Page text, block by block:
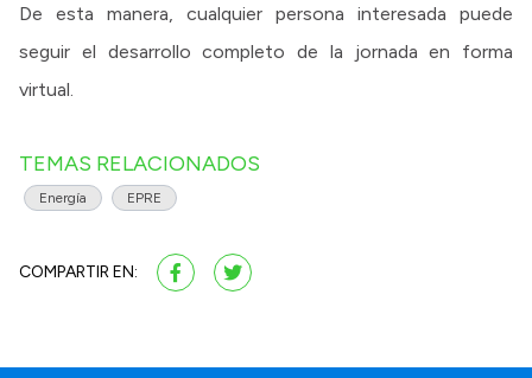
De esta manera, cualquier persona interesada puede
seguir el desarrollo completo de la jornada en forma
virtual.
TEMAS RELACIONADOS
Energía EPRE
COMPARTIR EN: